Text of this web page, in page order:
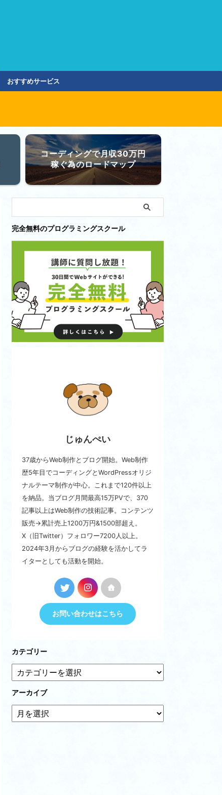
おすすめサービス
コーディングで月収30万円
稼ぐ為のロードマップ
完全無料のプログラミングスクール
じゅんぺい
37歳からWeb制作とブログ開始。Web制作
歴5年目でコーディングとWordPressオリジ
ナルテーマ制作が中心。これまで120件以上
を納品。当ブログ月間最高15万PVで、370
記事以上はWeb制作の技術記事。コンテンツ
販売→累計売上1200万円&1500部超え。
X（旧Twitter）フォロワー7200人以上。
2024年3月からブログの経験を活かしてラ
イターとしても活動を開始。
お問い合わせはこちら
カテゴリー
アーカイブ